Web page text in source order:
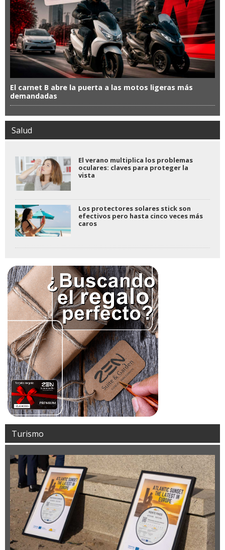
El carnet B abre la puerta a las motos ligeras más
demandadas
Salud
El verano multiplica los problemas
oculares: claves para proteger la
vista
Los protectores solares stick son
efectivos pero hasta cinco veces más
caros
Turismo